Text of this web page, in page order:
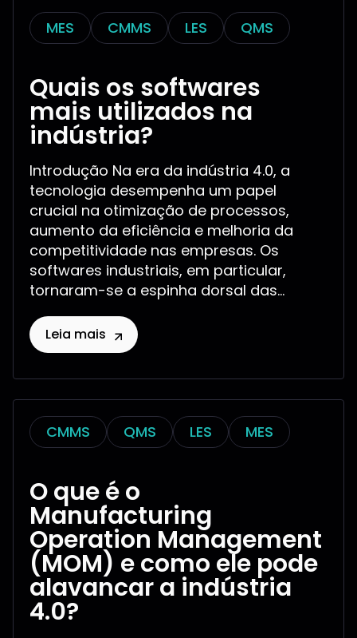
MES CMMS LES QMS
Quais os softwares
mais utilizados na
indústria?
Introdução Na era da indústria 4.0, a
tecnologia desempenha um papel
crucial na otimização de processos,
aumento da eficiência e melhoria da
competitividade nas empresas. Os
softwares industriais, em particular,
tornaram-se a espinha dorsal das...
Leia mais
CMMS QMS LES MES
O que é o
Manufacturing
Operation Management
(MOM) e como ele pode
alavancar a indústria
4.0?